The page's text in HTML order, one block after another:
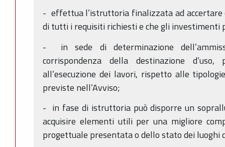
- effettua l’istruttoria finalizzata ad accertare
di tutti i requisiti richiesti e che gli
- in sede di determinazione
corrispondenza della destinazione
all’esecuzione dei lavori, rispetto alle
previste nell’Avviso;
- in fase di istruttoria può disporre un
acquisire elementi utili per una migliore
progettuale presentata o dello stato dei luoghi